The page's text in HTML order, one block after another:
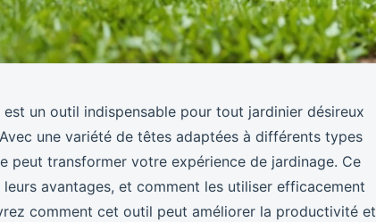
un outil indispensable pour tout jardinier désireux
une variété de têtes adaptées à différents types
peut transformer votre expérience de jardinage. Ce
avantages, et comment les utiliser efficacement
comment cet outil peut améliorer la productivité et